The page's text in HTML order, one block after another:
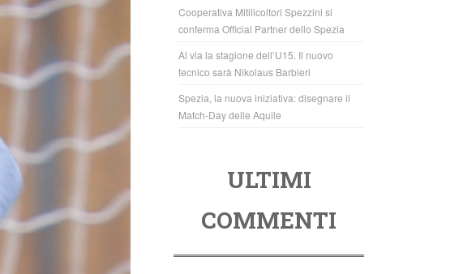
Cooperativa Mitilicoltori Spezzini si
conferma Official Partner dello Spezia
Al via la stagione dell’U15. Il nuovo
tecnico sarà Nikolaus Barbieri
Spezia, la nuova iniziativa: disegnare il
Match-Day delle Aquile
ULTIMI
COMMENTI